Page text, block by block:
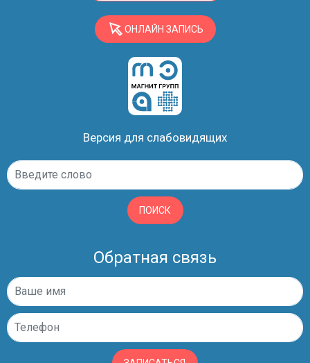
ОНЛАЙН ЗАПИСЬ
Версия для слабовидящих
ПОИСК
Обратная связь